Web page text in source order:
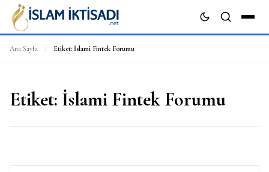
Ana Sayfa / Etiket: İslami Fintek Forumu
Etiket: İslami Fintek Forumu